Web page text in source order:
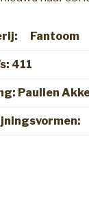
411
Paulien